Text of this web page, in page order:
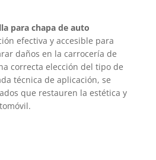
para chapa de auto
efectiva y accesible para
daños en la carrocería de
correcta elección del tipo de
técnica de aplicación, se
que restauren la estética y